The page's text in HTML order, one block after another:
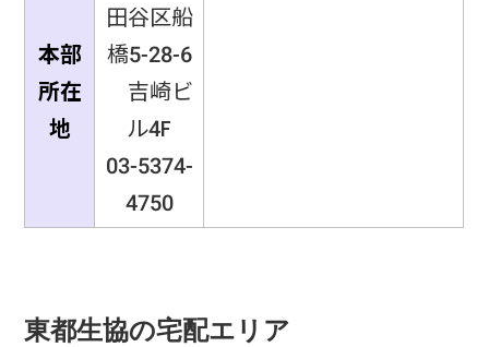
本部
所在
地
田谷区船
橋5-28-6
吉崎ビ
ル4F
03-5374-
4750
東都生協の宅配エリア